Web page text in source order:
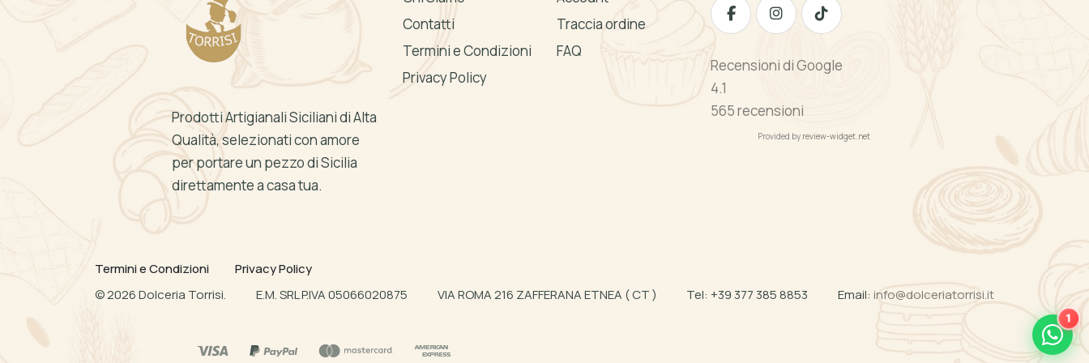
Prodotti Artigianali Siciliani di Alta
Qualità, selezionati con amore
per portare un pezzo di Sicilia
direttamente a casa tua.
Contatti
Termini e Condizioni
Privacy Policy
Traccia ordine
FAQ
Recensioni di Google
4.1
565 recensioni
Provided by review-widget.net
Termini e Condizioni
Privacy Policy
©2026Dolceria Torrisi. E.M. SRL P.IVA 05066020875 VIA ROMA 216 ZAFFERANA ETNEA ( CT ) Tel: +39 377 385 8853 Email: info@dolceriatorrisi.it
1